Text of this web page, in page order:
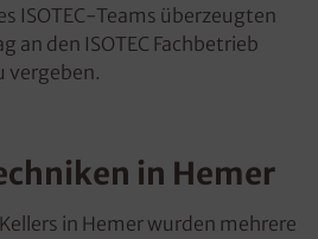
ISOTEC-Teams überzeugten
an den ISOTEC Fachbetrieb
vergeben.
in Hemer
in Hemer wurden mehrere